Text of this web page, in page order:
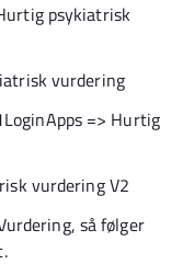
psykiatrisk
vurdering
=> Hurtig
vurdering V2
så følger